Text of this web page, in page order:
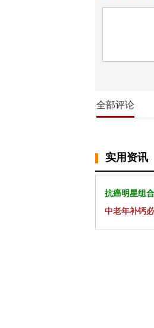
全部评论
实用资讯
抗癌明星组
中老年补钙